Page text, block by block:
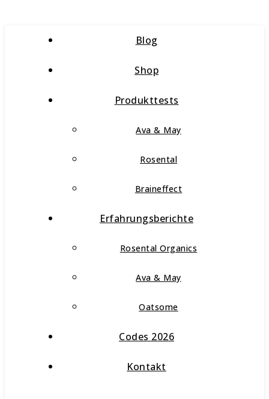
Blog
Shop
Produkttests
Ava & May
Rosental
Braineffect
Erfahrungsberichte
Rosental Organics
Ava & May
Oatsome
Codes 2026
Kontakt